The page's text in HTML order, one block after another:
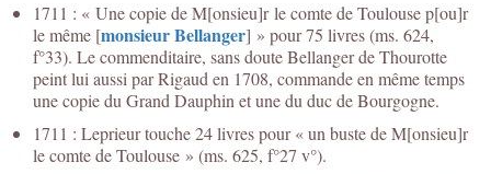
1711 : « Une copie de M[onsieu]r le comte de Toulouse p[ou]r
le même [monsieur Bellanger] » pour 75 livres (ms. 624,
f°33). Le commenditaire, sans doute Bellanger de Thourotte
peint lui aussi par Rigaud en 1708, commande en même temps
une copie du Grand Dauphin et une du duc de Bourgogne.
1711 : Leprieur touche 24 livres pour « un buste de M[onsieu]r
le comte de Toulouse » (ms. 625, f°27 v°).